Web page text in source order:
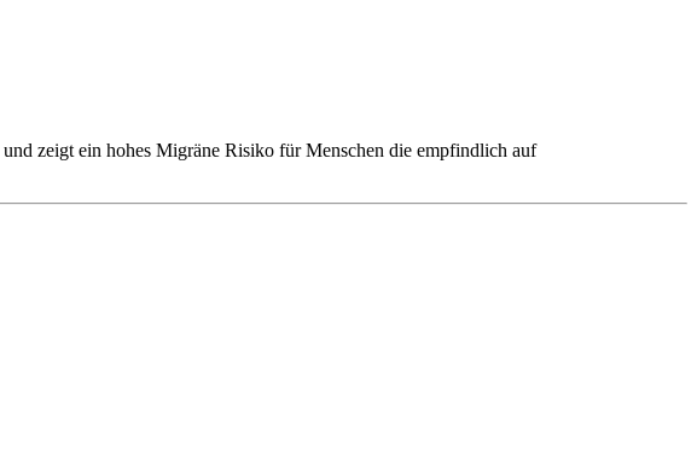
und zeigt ein hohes Migräne Risiko für Menschen die empfindlich auf